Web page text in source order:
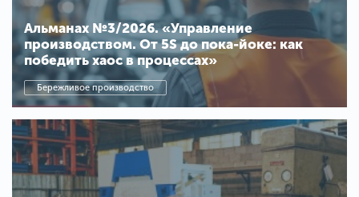
Альманах №3/2026. «Управление
производством. От 5S до пока-йоке: как
победить хаос в процессах»
Бережливое производство